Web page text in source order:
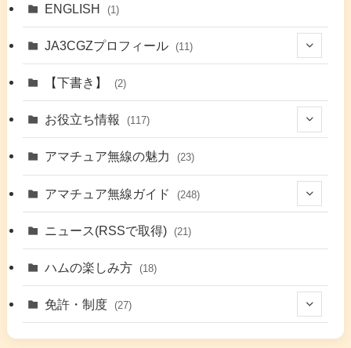
ENGLISH (1)
JA3CGZプロフィール (11)
(7)
【下書き】 (2)
お役立ち情報 (117)
(48)
(9)
(17)
(6)
アマチュア無線の魅力 (23)
アマチュア無線ガイド (248)
(42)
(5) (41)
(26)
ニュース(RSSで取得) (21)
ハムの楽しみ方 (18)
免許・制度 (27)
(5)